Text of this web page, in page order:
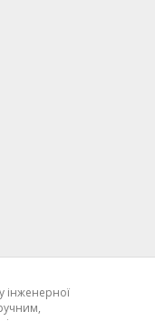
інженерної